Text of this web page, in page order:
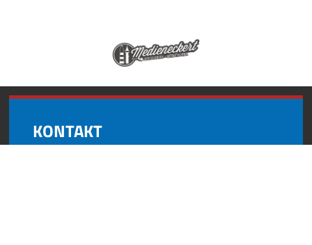
KONTAKT